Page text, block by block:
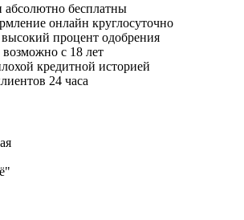
бесплатны
онлайн круглосуточно
процент одобрения
с 18 лет
кредитной историей
24 часа